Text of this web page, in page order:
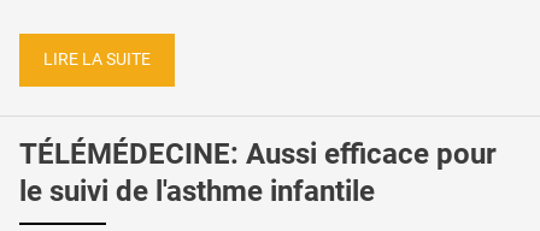
LIRE LA SUITE
TÉLÉMÉDECINE: Aussi efficace pour
le suivi de l'asthme infantile